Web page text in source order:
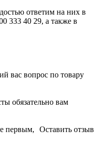
ответим на них в
333 40 29, а также в
вас вопрос по товару
обязательно вам
Оставить отзыв
первым,